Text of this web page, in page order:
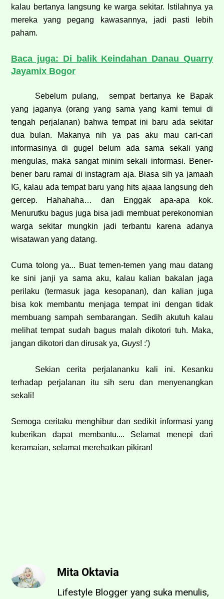
kalau bertanya langsung ke warga sekitar. Istilahnya ya
mereka yang pegang kawasannya, jadi pasti lebih
paham.
Baca juga: Di balik Keindahan Danau Quarry
Jayamix Bogor
Sebelum pulang, sempat bertanya ke Bapak
yang jaganya (orang yang sama yang kami temui di
tengah perjalanan) bahwa tempat ini baru ada sekitar
dua bulan. Makanya nih ya pas aku mau cari-cari
informasinya di gugel belum ada sama sekali yang
mengulas, maka sangat minim sekali informasi. Bener-
bener baru ramai di instagram aja. Biasa sih ya jamaah
IG, kalau ada tempat baru yang hits ajaaa langsung deh
gercep. Hahahaha… dan Enggak apa-apa kok.
Menurutku bagus juga bisa jadi membuat perekonomian
warga sekitar mungkin jadi terbantu karena adanya
wisatawan yang datang.
Cuma tolong ya... Buat temen-temen yang mau datang
ke sini janji ya sama aku, kalau kalian bakalan jaga
perilaku (termasuk jaga kesopanan), dan kalian juga
bisa kok membantu menjaga tempat ini dengan tidak
membuang sampah sembarangan. Sedih akutuh kalau
melihat tempat sudah bagus malah dikotori tuh. Maka,
jangan dikotori dan dirusak ya, Guys! :')
Sekian cerita perjalananku kali ini. Kesanku
terhadap perjalanan itu sih seru dan menyenangkan
sekali!
Semoga ceritaku menghibur dan sedikit informasi yang
kuberikan dapat membantu.... Selamat menepi dari
keramaian, selamat merehatkan pikiran!
Mita Oktavia
Lifestyle Blogger yang suka menulis,